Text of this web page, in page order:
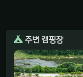
주변 캠핑장